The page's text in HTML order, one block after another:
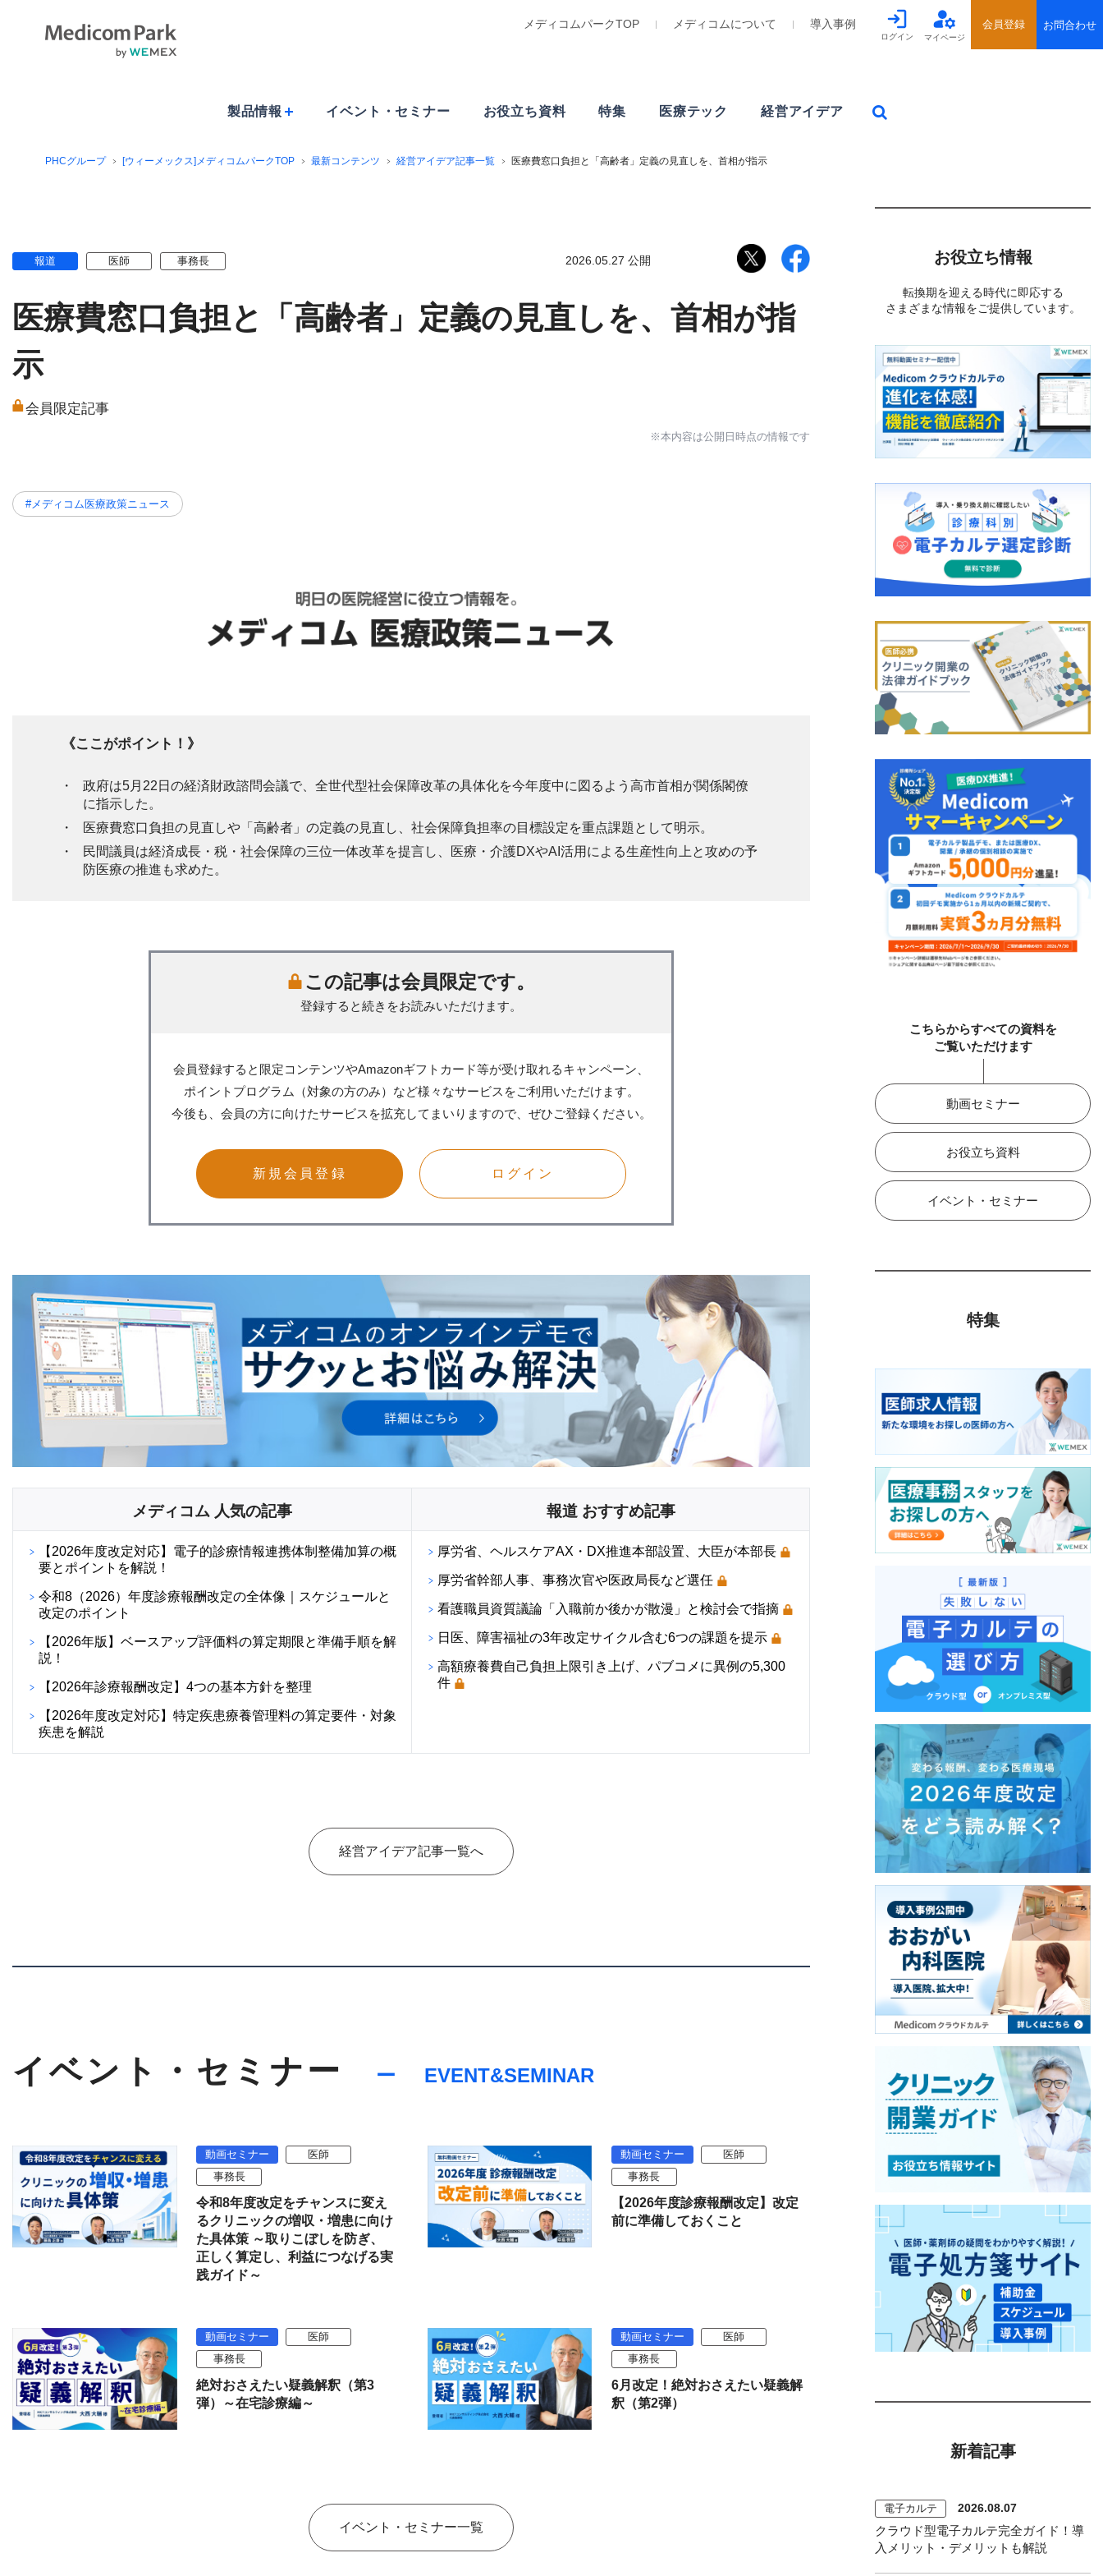
製品情報 イベント・ セミナー お役立ち資料 特集 医療テック 経営アイデア
メディコムパークTOP メディコムについて 導入事例
ログイン マイページ
PHCグループ [ウィーメックス]メディコムパークTOP 最新コンテンツ 経営アイデア記事一覧 医療費窓口負担と「高齢者」定義の見直しを、首相が指示
報道 医師 事務長 2026.05.27 公開
医療費窓口負担と「高齢者」定義の見直しを、首相が指
示
会員限定記事
※本内容は公開日時点の情報です
#メディコム医療政策ニュース
《ここがポイント！》
政府は5月22日の経済財政諮問会議で、全世代型社会保障改革の具体化を今年度中に図るよう高市首相が関係閣僚
に指示した。
医療費窓口負担の見直しや「高齢者」の定義の見直し、社会保障負担率の目標設定を重点課題として明示。
民間議員は経済成長・税・社会保障の三位一体改革を提言し、医療・介護DXやAI活用による生産性向上と攻めの予
防医療の推進も求めた。
この記事は会員限定です。
登録すると続きをお読みいただけます。
会員登録すると限定コンテンツやAmazonギフトカード等が受け取れるキャンペーン、
ポイントプログラム（対象の方のみ）など様々なサービスをご利用いただけます。
今後も、会員の方に向けたサービスを拡充してまいりますので、ぜひご登録ください。
新規会員登録 ログイン
メディコム 人気の記事
【2026年度改定対応】電子的診療情報連携体制整備加算の概
要とポイントを解説！
令和8（2026）年度診療報酬改定の全体像｜スケジュールと
改定のポイント
【2026年版】ベースアップ評価料の算定期限と準備手順を解
説！
【2026年診療報酬改定】4つの基本方針を整理
【2026年度改定対応】特定疾患療養管理料の算定要件・対象
疾患を解説
報道 おすすめ記事
厚労省、ヘルスケアAX・DX推進本部設置、大臣が本部長
厚労省幹部人事、事務次官や医政局長など選任
看護職員資質議論「入職前か後かが散漫」と検討会で指摘
日医、障害福祉の3年改定サイクル含む6つの課題を提示
高額療養費自己負担上限引き上げ、パブコメに異例の5,300
件
経営アイデア記事一覧へ
イベント・セミナー EVENT&SEMINAR
動画セミナー
医師
事務長
令和8年度改定をチャンスに変え
るクリニックの増収・増患に向け
た具体策 ～取りこぼしを防ぎ、
正しく算定し、利益につなげる実
践ガイド～
動画セミナー
医師
事務長
【2026年度診療報酬改定】改定
前に準備しておくこと
動画セミナー
医師
事務長
絶対おさえたい疑義解釈（第3
弾）～在宅診療編～
動画セミナー
医師
事務長
6月改定！絶対おさえたい疑義解
釈（第2弾）
イベント・セミナー一覧
お役立ち情報
転換期を迎える時代に即応する
さまざまな情報をご提供しています。
こちらからすべての資料を
ご覧いただけます
動画セミナー
お役立ち資料
イベント・セミナー
特集
新着記事
電子カルテ 2026.08.07
クラウド型電子カルテ完全ガイド！導
入メリット・デメリットも解説